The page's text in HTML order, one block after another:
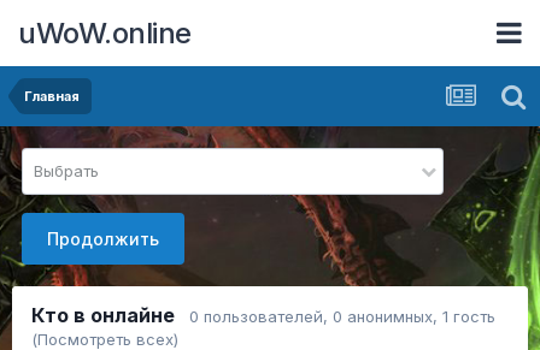
uWoW.online
Главная
Выбрать
Продолжить
Кто в онлайне 0 пользователей, 0 анонимных, 1 гость
(Посмотреть всех)